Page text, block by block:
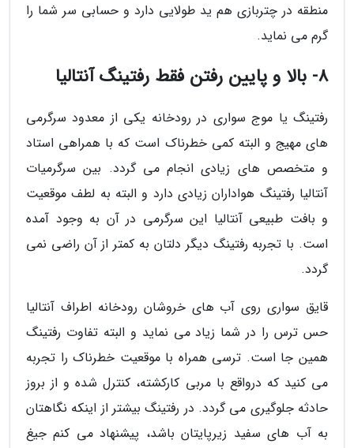
منطقه در چتربازی هم ید طولایی دارد و حسابی سر شما را
گرم می نماید.
8- بالا و پایین رفتن فقط رفتینگ آنتالیا
رفتینگ یا موج سواری در رودخانه یکی از معدود سرگرمی
های مهیج و البته کمی خطرناک است که با همراهی استاد
و متخصص های زیادی انجام می گردد. بین سرگرمیات
آنتالیا رفتینگ هواداران زیادی دارد و البته به لطف موقعیت
و بافت طبیعی آنتالیا این سرگرمی در آن به وجود آمده
است. با تجربه رفتینگ دیگر دلتان به کمتر از آن راضی نمی
گردد.
قایق سواری روی آب های خروشان رودخانه اطراف آنتالیا
حس ترس را در شما زیاد می نماید و البته تفاوت رفتینگ
همین جا است. ترسی همراه با موقعیت خطرناک را تجربه
می کنید که درواقع با مربی کارکشته، کنترل شده و از بروز
حادثه جلوگیری می گردد. در رفتینگ بیشتر از اینکه نگاهتان
به آب های سفید زیرپایتان باشد، پیشنهاد می کنم جیغ